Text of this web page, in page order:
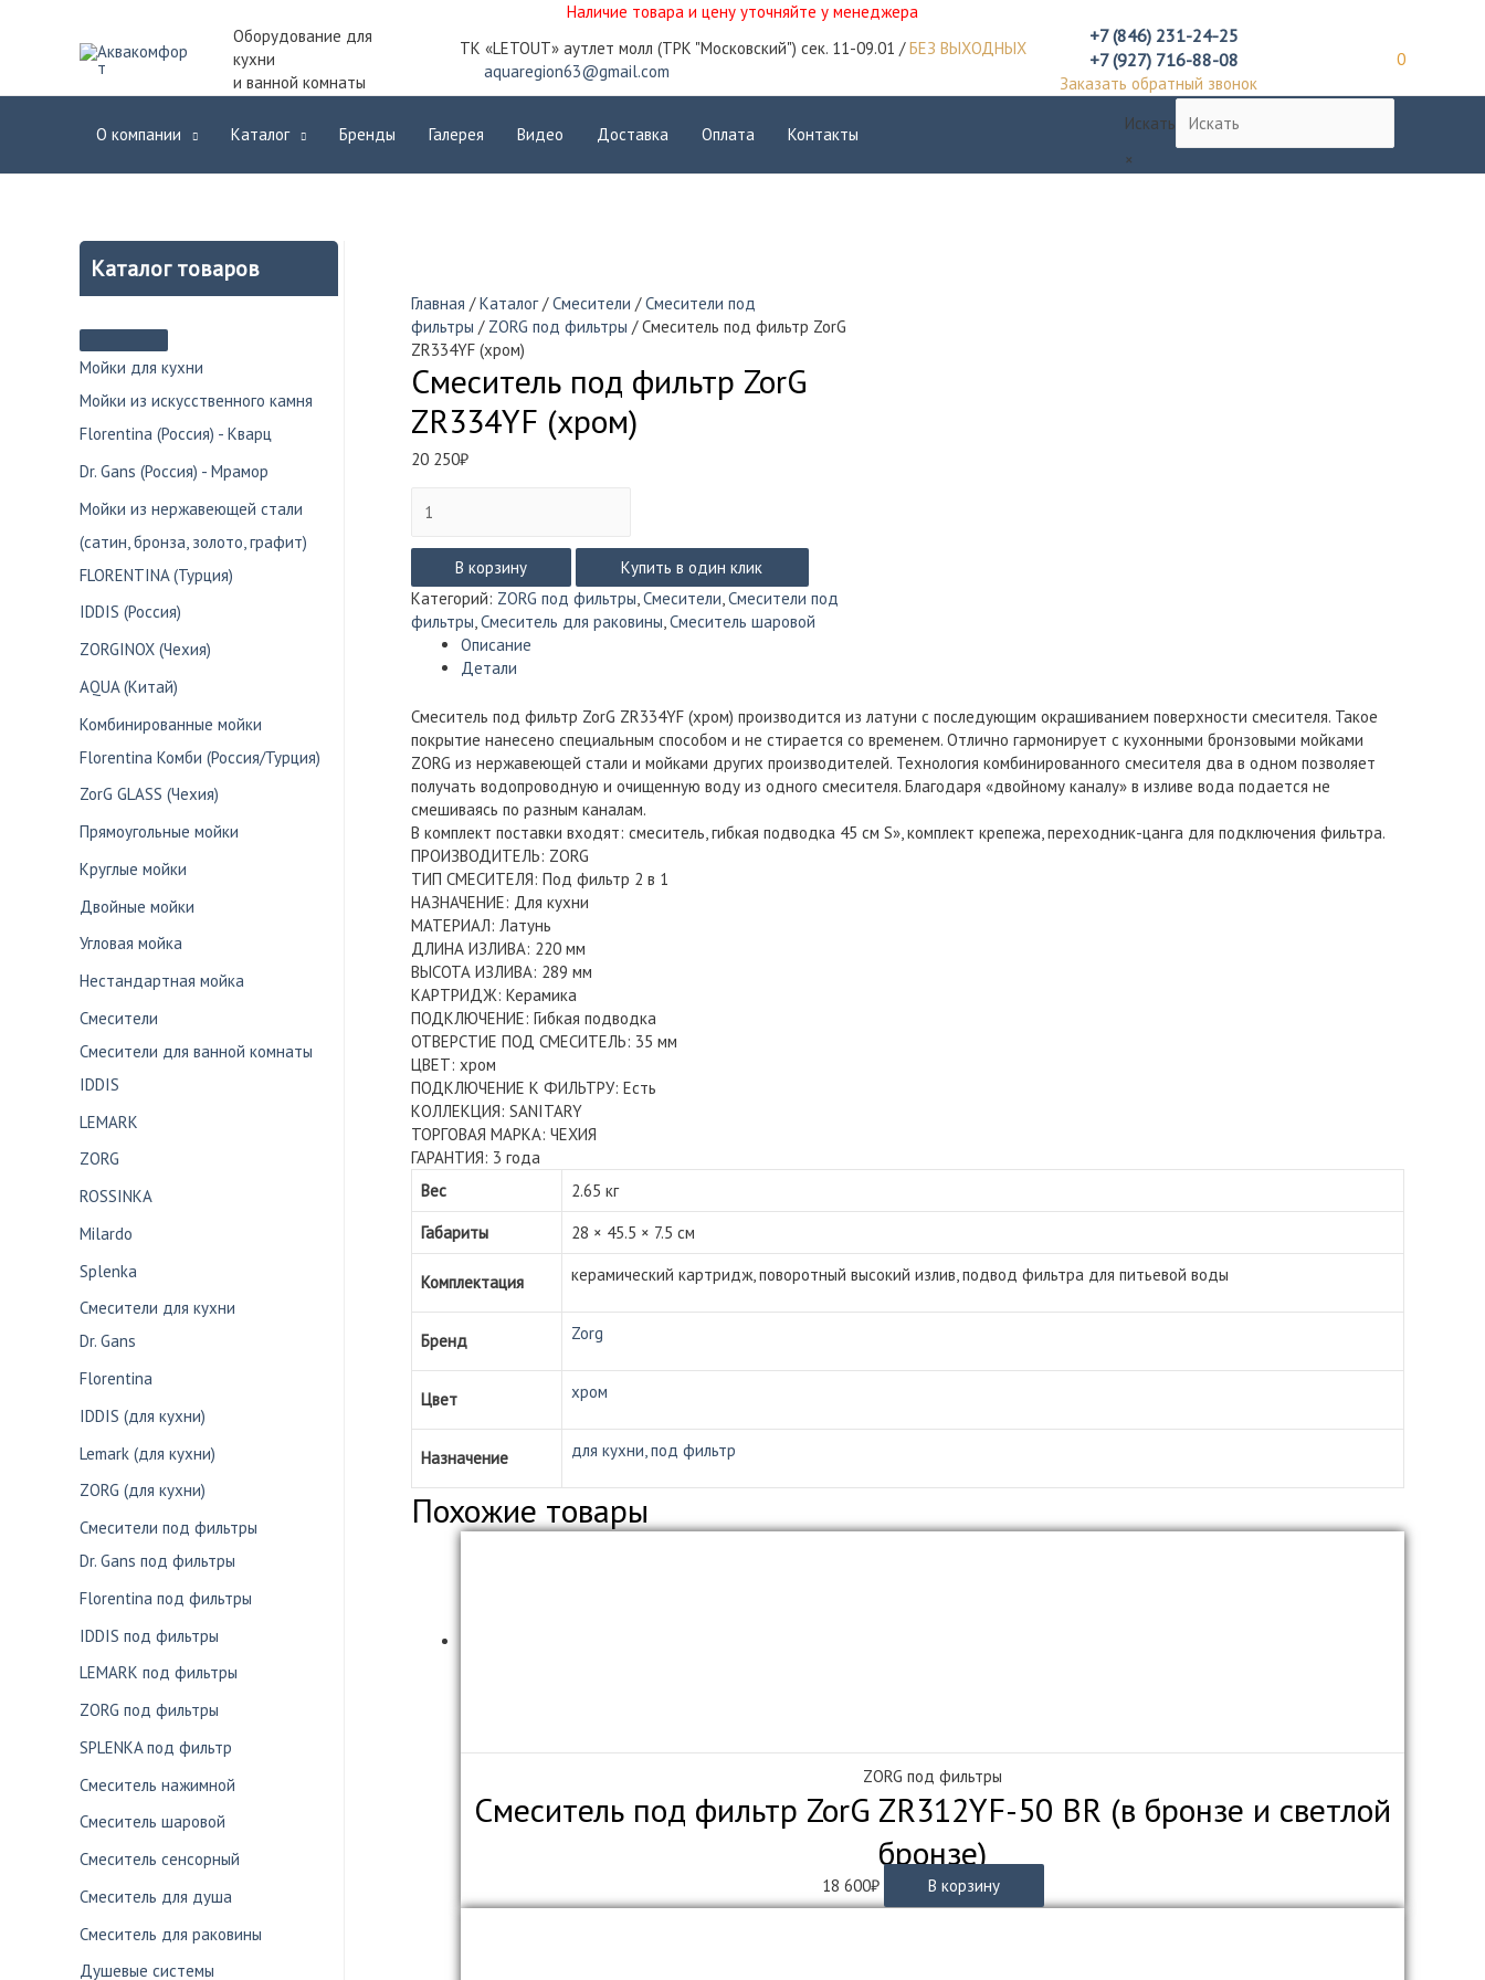
Наличие товара и цену уточняйте у менеджера
Оборудование для
кухни
и ванной комнаты
ТК «LETOUT» аутлет молл (ТРК "Московский") сек. 11-09.01 /БЕЗ ВЫХОДНЫХ
aquaregion63@gmail.com
+7 (846) 231-24-25
+7 (927) 716-88-08
Заказать обратный звонок
0
О компании Каталог Бренды Галерея Видео Доставка Оплата Контакты
Искать
×
Каталог товаров
Мойки для кухни
Мойки из искусственного камня
Florentina (Россия) - Кварц
Dr. Gans (Россия) - Мрамор
Мойки из нержавеющей стали
(сатин, бронза, золото, графит)
FLORENTINA (Турция)
IDDIS (Россия)
ZORGINOX (Чехия)
AQUA (Китай)
Комбинированные мойки
Florentina Комби (Россия/Турция)
ZorG GLASS (Чехия)
Прямоугольные мойки
Круглые мойки
Двойные мойки
Угловая мойка
Нестандартная мойка
Смесители
Смесители для ванной комнаты
IDDIS
LEMARK
ZORG
ROSSINKA
Milardo
Splenka
Смесители для кухни
Dr. Gans
Florentina
IDDIS (для кухни)
Lemark (для кухни)
ZORG (для кухни)
Смесители под фильтры
Dr. Gans под фильтры
Florentina под фильтры
IDDIS под фильтры
LEMARK под фильтры
ZORG под фильтры
SPLENKA под фильтр
Смеситель нажимной
Смеситель шаровой
Смеситель сенсорный
Смеситель для душа
Смеситель для раковины
Душевые системы
Главная /Каталог/Смесители /Смесители под
фильтры / ZORG под фильтры / Смеситель под фильтр ZorG
ZR334YF (хром)
Смеситель под фильтр ZorG
ZR334YF (хром)
20 250₽
товара
Смеситель
фильтр
ZorG
ZR334YF
В корзину
Купить в один клик
Категорий: ZORG под фильтры,Смесители,Смесители под
фильтры,Смеситель для раковины,Смеситель шаровой
Описание
Детали
Смеситель под фильтр ZorG ZR334YF (хром) производится из латуни с последующим окрашиванием поверхности смесителя. Такое
покрытие нанесено специальным способом и не стирается со временем. Отлично гармонирует с кухонными бронзовыми мойками
ZORG из нержавеющей стали и мойками других производителей. Технология комбинированного смесителя два в одном позволяет
получать водопроводную и очищенную воду из одного смесителя. Благодаря «двойному каналу» в изливе вода подается не
смешиваясь по разным каналам.
В комплект поставки входят: смеситель, гибкая подводка 45 см Ѕ», комплект крепежа, переходник-цанга для подключения фильтра.
ПРОИЗВОДИТЕЛЬ: ZORG
ТИП СМЕСИТЕЛЯ: Под фильтр 2 в 1
НАЗНАЧЕНИЕ: Для кухни
МАТЕРИАЛ: Латунь
ДЛИНА ИЗЛИВА: 220 мм
ВЫСОТА ИЗЛИВА: 289 мм
КАРТРИДЖ: Керамика
ПОДКЛЮЧЕНИЕ: Гибкая подводка
ОТВЕРСТИЕ ПОД СМЕСИТЕЛЬ: 35 мм
ЦВЕТ: хром
ПОДКЛЮЧЕНИЕ К ФИЛЬТРУ: Есть
КОЛЛЕКЦИЯ: SANITARY
ТОРГОВАЯ МАРКА: ЧЕХИЯ
ГАРАНТИЯ: 3 года
Вес
2.65 кг
Габариты
28 × 45.5 × 7.5 см
Комплектация керамический картридж, поворотный высокий излив, подвод фильтра для питьевой воды
Бренд Zorg
Цвет хром
Назначение для кухни, под фильтр
Похожие товары
ZORG под фильтры
Смеситель под фильтр ZorG ZR312YF-50 BR (в бронзе и светлой
бронзе)
18 600₽ В корзину